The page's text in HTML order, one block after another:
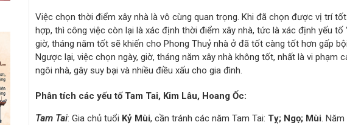
Việc chọn thời điểm xây nhà là vô cùng quan trọng. Khi đã chọn được vị trí
hợp, thì công việc còn lại là xác định thời điểm xây nhà, tức là xác định yếu tố
giờ, tháng năm tốt sẽ khiến cho Phong Thuỷ nhà ở đã tốt càng tốt hơn gấp
Ngược lại, việc chọn ngày, giờ, tháng năm xây nhà không tốt, nhất là vi
ngôi nhà, gây suy bại và nhiều điều xấu cho gia đình.
Phân tích các yếu tố Tam Tai, Kim Lâu, Hoang Ốc:
Tam Tai: Gia chủ tuổi Kỷ Mùi, cần tránh các năm Tam Tai: Tỵ; Ngọ; Mùi. Năm